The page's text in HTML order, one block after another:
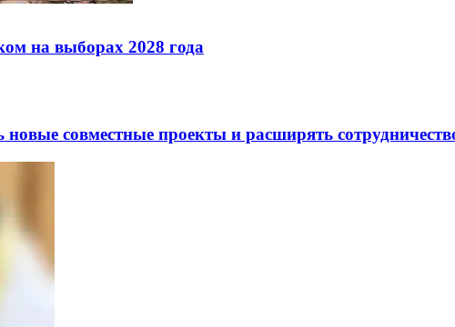
на выборах 2028 года
совместные проекты и расширять